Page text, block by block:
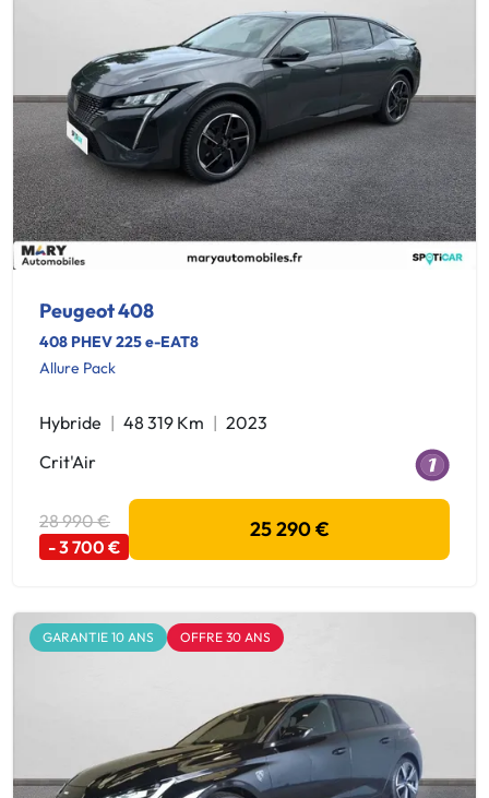
Peugeot 408
408 PHEV 225 e-EAT8
Allure Pack
Hybride 48 319 Km
2023
Crit'Air
28 990 €
- 3 700 €
25 290 €
GARANTIE 10 ANS OFFRE 30 ANS